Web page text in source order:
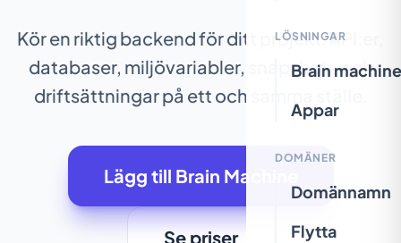
LÖSNINGAR
Brain
Appar
DOMÄNER
Domännamn
Flytta
Kör en riktig backend för ditt projekt: API:er,
databaser, miljövariabler, snapshots och
driftsättningar på ett och samma ställe.
Lägg till Brain Machine
Se priser